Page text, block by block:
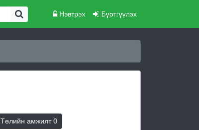
Нэвтрэх Бүртгүүлэх
Төлийн амжилт0